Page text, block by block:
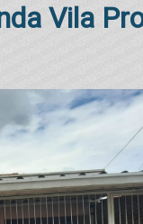
Vila